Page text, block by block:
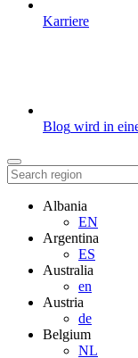
Karriere
Blog wird in
Albania
EN
Argentina
ES
Australia
en
Austria
de
Belgium
NL